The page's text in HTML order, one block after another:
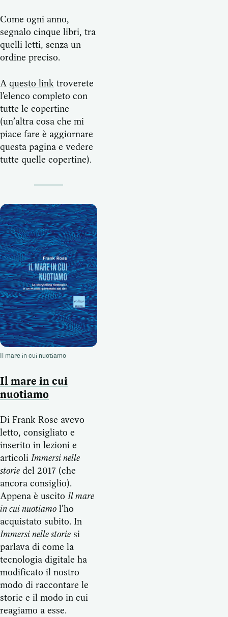
Come ogni anno,
segnalo cinque libri, tra
quelli letti, senza un
ordine preciso.
A questo link troverete
l’elenco completo con
tutte le copertine
(un’altra cosa che mi
piace fare è aggiornare
questa pagina e vedere
tutte quelle copertine).
Il mare in cui nuotiamo
Il mare in cui
nuotiamo
Di Frank Rose avevo
letto, consigliato e
inserito in lezioni e
articoli Immersi nelle
storie del 2017 (che
ancora consiglio).
Appena è uscito Il mare
in cui nuotiamo l’ho
acquistato subito. In
Immersi nelle storie si
parlava di come la
tecnologia digitale ha
modificato il nostro
modo di raccontare le
storie e il modo in cui
reagiamo a esse.